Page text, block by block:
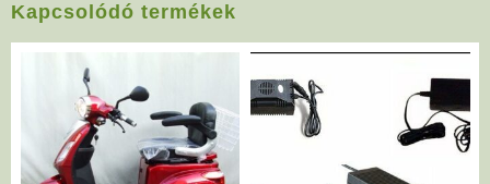
Kapcsolódó termékek